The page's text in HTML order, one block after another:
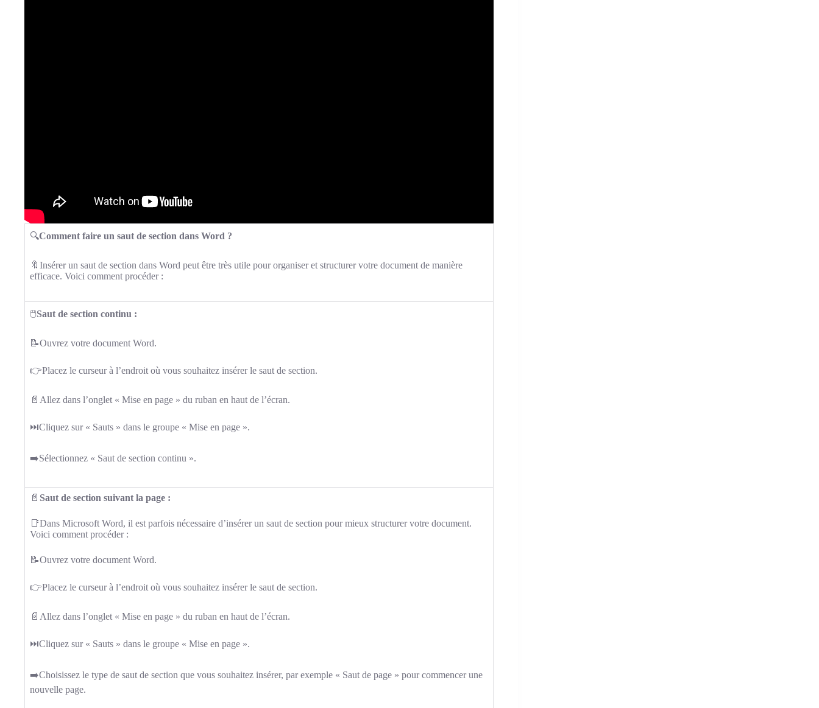
🔍Comment faire un saut de section dans Word ?
🔖Insérer un saut de section dans Word peut être très utile pour organiser et structurer votre document de manière
efficace. Voici comment procéder :
🖱️Saut de section continu :
📝Ouvrez votre document Word.
👉Placez le curseur à l’endroit où vous souhaitez insérer le saut de section.
📄Allez dans l’onglet « Mise en page » du ruban en haut de l’écran.
⏭️Cliquez sur « Sauts » dans le groupe « Mise en page ».
➡️Sélectionnez « Saut de section continu ».
📄 Saut de section suivant la page :
📑Dans Microsoft Word, il est parfois nécessaire d’insérer un saut de section pour mieux structurer votre document.
Voici comment procéder :
📝Ouvrez votre document Word.
👉Placez le curseur à l’endroit où vous souhaitez insérer le saut de section.
📄Allez dans l’onglet « Mise en page » du ruban en haut de l’écran.
⏭️Cliquez sur « Sauts » dans le groupe « Mise en page ».
➡️Choisissez le type de saut de section que vous souhaitez insérer, par exemple « Saut de page » pour commencer une
nouvelle page.